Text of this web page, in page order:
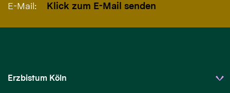
E-Mail:
Klick zum E-Mail senden
Erzbistum Köln